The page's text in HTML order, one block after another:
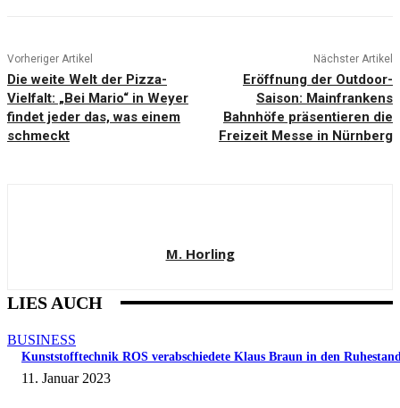
Vorheriger Artikel
Die weite Welt der Pizza-
Vielfalt: „Bei Mario“ in Weyer
findet jeder das, was einem
schmeckt
Nächster Artikel
Eröffnung der Outdoor-
Saison: Mainfrankens
Bahnhöfe präsentieren die
Freizeit Messe in Nürnberg
M. Horling
LIES AUCH
BUSINESS
Kunststofftechnik ROS verabschiedete Klaus Braun in den
11. Januar 2023